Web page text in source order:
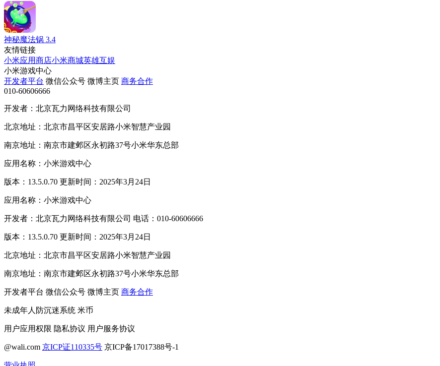
神秘魔法锅 3.4
友情链接
小米应用商店小米商城英雄互娱
小米游戏中心
开发者平台 微信公众号 微博主页 商务合作
010-60606666
开发者：北京瓦力网络科技有限公司
北京地址：北京市昌平区安居路小米智慧产业园
南京地址：南京市建邺区永初路37号小米华东总部
应用名称：小米游戏中心
版本：13.5.0.70 更新时间：2025年3月24日
应用名称：小米游戏中心
开发者：北京瓦力网络科技有限公司 电话：010-60606666
版本：13.5.0.70 更新时间：2025年3月24日
北京地址：北京市昌平区安居路小米智慧产业园
南京地址：南京市建邺区永初路37号小米华东总部
开发者平台 微信公众号 微博主页 商务合作
未成年人防沉迷系统 米币
用户应用权限 隐私协议 用户服务协议
@wali.com 京ICP证110335号 京ICP备17017388号-1